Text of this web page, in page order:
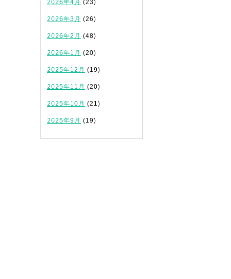
2026年4月 (23)
2026年3月 (26)
2026年2月 (48)
2026年1月 (20)
2025年12月 (19)
2025年11月 (20)
2025年10月 (21)
2025年9月 (19)